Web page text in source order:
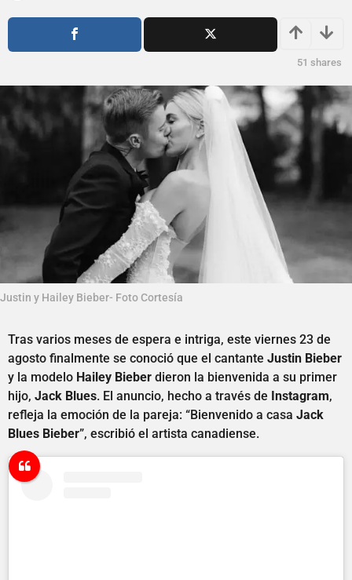
o
s
a
51 shares
Justin y Hailey Bieber- Foto Cortesía
Tras varios meses de espera e intriga, este viernes 23 de
agosto finalmente se conoció que el cantante Justin Bieber
y la modelo Hailey Bieber dieron la bienvenida a su primer
hijo, Jack Blues. El anuncio, hecho a través de Instagram,
refleja la emoción de la pareja: “Bienvenido a casa Jack
Blues Bieber”, escribió el artista canadiense.